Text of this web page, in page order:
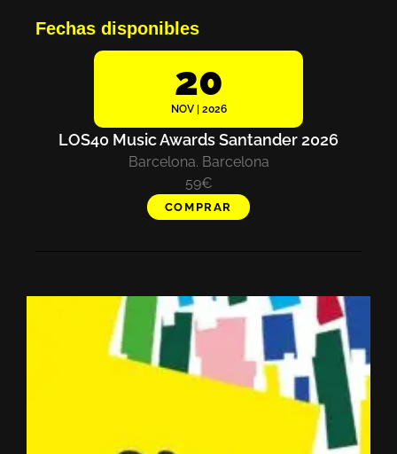
Fechas disponibles
20
NOV | 2026
LOS40 Music Awards Santander 2026
Barcelona. Barcelona
59€
COMPRAR